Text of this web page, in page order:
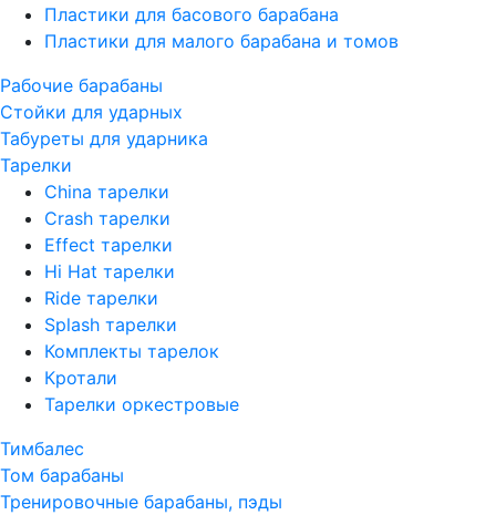
Пластики для басового барабана
Пластики для малого барабана и томов
Рабочие барабаны
Стойки для ударных
Табуреты для ударника
Тарелки
China тарелки
Crash тарелки
Effect тарелки
Hi Hat тарелки
Ride тарелки
Splash тарелки
Комплекты тарелок
Кротали
Тарелки оркестровые
Тимбалес
Том барабаны
Тренировочные барабаны, пэды